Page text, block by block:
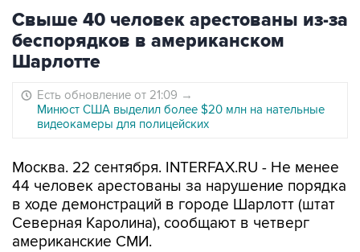
Свыше 40 человек арестованы из-за
беспорядков в американском
Шарлотте
Есть обновление от 21:09 →
Минюст США выделил более $20 млн на нательные
видеокамеры для полицейских
Москва. 22 сентября. INTERFAX.RU - Не менее
44 человек арестованы за нарушение порядка
в ходе демонстраций в городе Шарлотт (штат
Северная Каролина), сообщают в четверг
американские СМИ.